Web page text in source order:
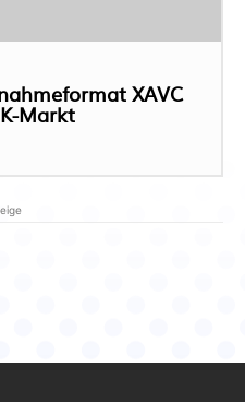
XAVC
Markt